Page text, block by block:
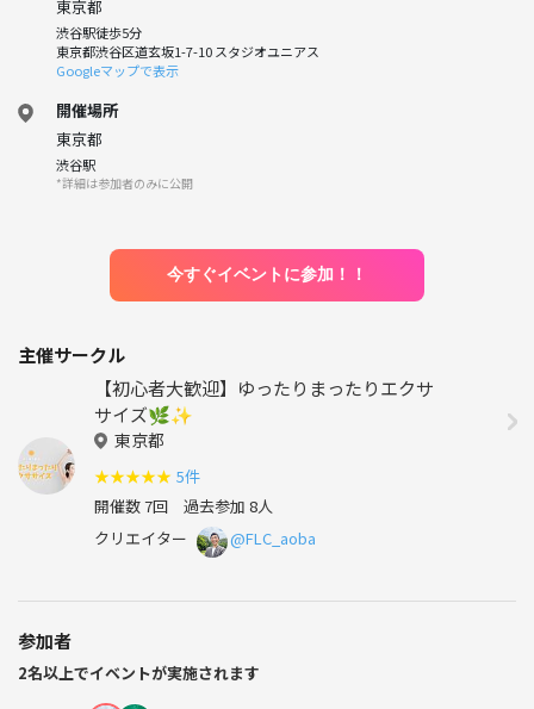
東京都
渋谷駅徒歩5分
東京都渋谷区道玄坂1-7-10 スタジオユニアス
Googleマップで表示
開催場所
東京都
渋谷駅
*詳細は参加者のみに公開
今すぐイベントに参加！！
主催サークル
【初心者大歓迎】ゆったりまったりエクサ
サイズ🌿✨
東京都
★★★★★ 5件
開催数 7回 過去参加 8人
クリエイター
@FLC_aoba
参加者
2名以上でイベントが実施されます